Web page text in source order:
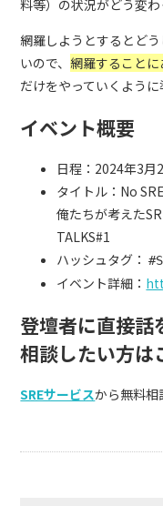
料等）の状況がどう変わ
網羅しようとするとど
いので、網羅すること
だけをやっていくように
イベント概要
日程：2024年3月
タイトル：No
俺たちが考えた
TALKS#1
ハッシュタグ：
イベント詳細：
登壇者に直接話
相談したい方は
SREサービスから無料相